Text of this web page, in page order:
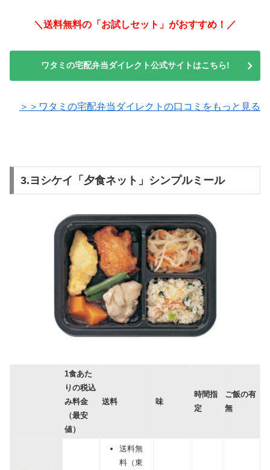
＼送料無料の「お試しセット」がおすすめ！／
ワタミの宅配弁当ダイレクト公式サイトはこちら!
＞＞ワタミの宅配弁当ダイレクトの口コミをもっと見る
3.ヨシケイ「夕食ネット」シンプルミール
1食あた
りの税込
み料金
（最安
値）
送料 味
時間指
定
ご飯の有
無
送料無
料（東